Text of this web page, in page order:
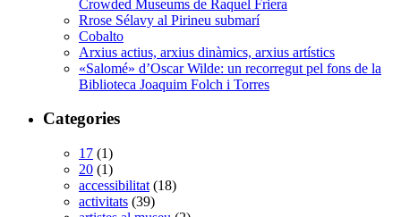
Crowded Museums de Raquel Friera
Rrose Sélavy al Pirineu submarí
Cobalto
Arxius actius, arxius dinàmics, arxius artístics
«Salomé» d’Oscar Wilde: un recorregut pel fons de la
Biblioteca Joaquim Folch i Torres
Categories
17 (1)
20 (1)
accessibilitat (18)
activitats (39)